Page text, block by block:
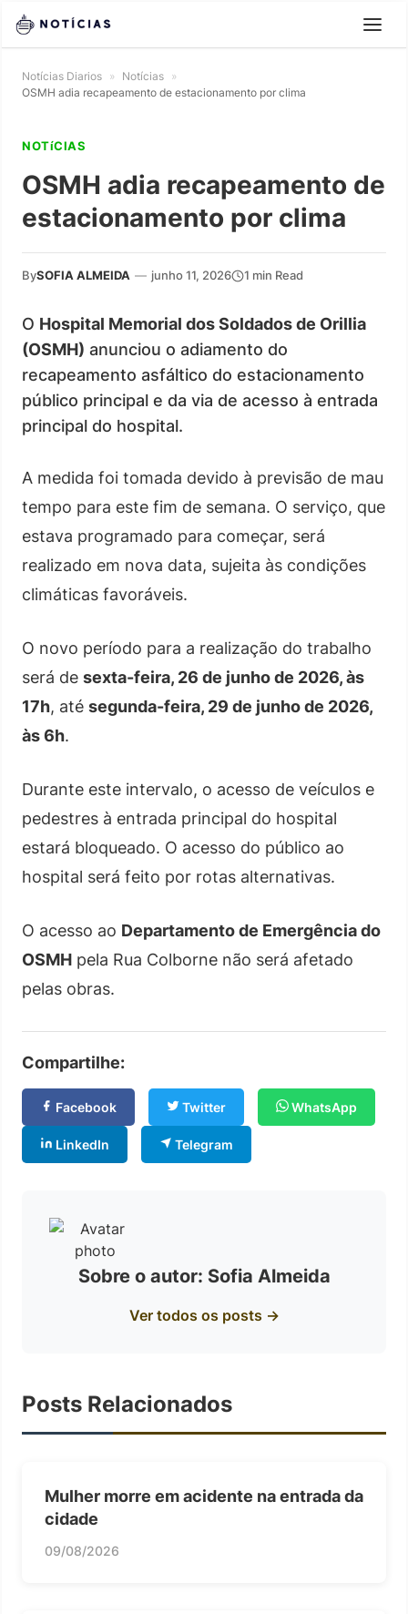
Notícias Diarios » Notícias »
OSMH adia recapeamento de estacionamento por clima
NOTíCIAS
OSMH adia recapeamento de
estacionamento por clima
BySOFIA ALMEIDA — junho 11, 2026 1 min Read
O Hospital Memorial dos Soldados de Orillia
(OSMH) anunciou o adiamento do
recapeamento asfáltico do estacionamento
público principal e da via de acesso à entrada
principal do hospital.
A medida foi tomada devido à previsão de mau
tempo para este fim de semana. O serviço, que
estava programado para começar, será
realizado em nova data, sujeita às condições
climáticas favoráveis.
O novo período para a realização do trabalho
será de sexta-feira, 26 de junho de 2026, às
17h, até segunda-feira, 29 de junho de 2026,
às 6h.
Durante este intervalo, o acesso de veículos e
pedestres à entrada principal do hospital
estará bloqueado. O acesso do público ao
hospital será feito por rotas alternativas.
O acesso ao Departamento de Emergência do
OSMH pela Rua Colborne não será afetado
pelas obras.
Compartilhe:
Facebook Twitter WhatsApp
LinkedIn Telegram
Sobre o autor: Sofia Almeida
Ver todos os posts →
Posts Relacionados
Mulher morre em acidente na entrada da
cidade
09/08/2026